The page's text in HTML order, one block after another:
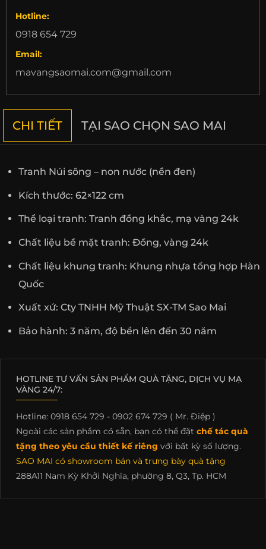
Hotline:
0918 654 729
Email:
mavangsaomai.com@gmail.com
CHI TIẾT TẠI SAO CHỌN SAO MAI
Tranh Núi sông – non nước (nền đen)
Kích thước: 62×122 cm
Thể loại tranh: Tranh đồng khắc, mạ vàng 24k
Chất liệu bề mặt tranh: Đồng, vàng 24k
Chất liệu khung tranh: Khung nhựa tổng hợp Hàn
Quốc
Xuất xứ: Cty TNHH Mỹ Thuật SX-TM Sao Mai
Bảo hành: 3 năm, độ bền lên đến 30 năm
HOTLINE TƯ VẤN SẢN PHẨM QUÀ TẶNG, DỊCH VỤ MẠ
VÀNG 24/7:
Hotline: 0918 654 729 - 0902 674 729 ( Mr. Điệp )
Ngoài các sản phẩm có sẵn, bạn có thể đặt chế tác quà
tặng theo yêu cầu thiết kế riêng với bất kỳ số lượng.
SAO MAI có showroom bán và trưng bày quà tặng
288A11 Nam Kỳ Khởi Nghĩa, phường 8, Q3, Tp. HCM